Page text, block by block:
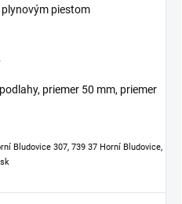
piestom
priemer 50 mm, priemer
Bludovice 307, 739 37 Horní Bludovice,